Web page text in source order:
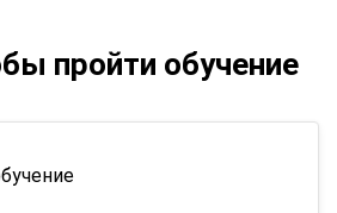
пройти обучение